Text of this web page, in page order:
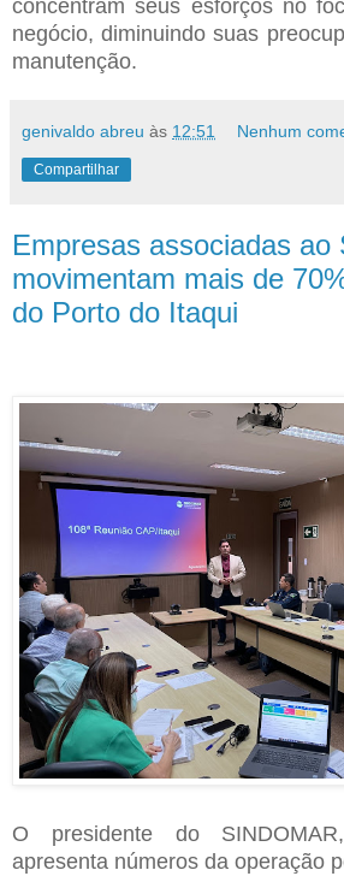
concentram seus esforços no
negócio, diminuindo suas
manutenção.
genivaldo abreu às 12:51 Nenhum
Compartilhar
Empresas associadas ao
movimentam mais de
do Porto do Itaqui
O presidente do
apresenta números da operação